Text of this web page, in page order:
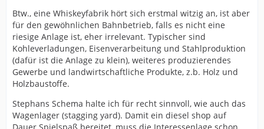
Btw., eine Whiskeyfabrik hört sich erstmal witzig an, ist aber
für den gewöhnlichen Bahnbetrieb, falls es nicht eine
riesige Anlage ist, eher irrelevant. Typischer sind
Kohleverladungen, Eisenverarbeitung und Stahlproduktion
(dafür ist die Anlage zu klein), weiteres produzierendes
Gewerbe und landwirtschaftliche Produkte, z.b. Holz und
Holzbaustoffe.
Stephans Schema halte ich für recht sinnvoll, wie auch das
Wagenlager (stagging yard). Damit ein diesel shop auf